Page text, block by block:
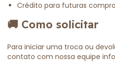
Crédito para futuras
🚚 Como solicitar
Para iniciar uma troca ou
contato com nossa equipe